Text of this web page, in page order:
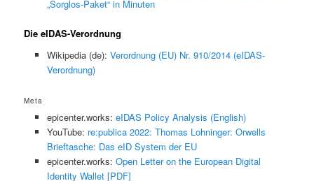
„Sorglos-Paket“ in Minuten
Die eIDAS-Verordnung
Wikipedia (de): Verordnung (EU) Nr. 910/2014 (eIDAS-
Verordnung)
Meta
epicenter.works: eIDAS Policy Analysis (English)
YouTube: re:publica 2022: Thomas Lohninger: Orwells
Brieftasche: Das eID System der EU
epicenter.works: Open Letter on the European Digital
Identity Wallet [PDF]